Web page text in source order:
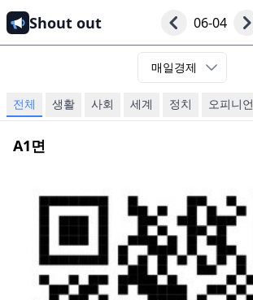
Shout out 06-04
매일경제
전체 생활 사회 세계 정치 오피니언
A1면